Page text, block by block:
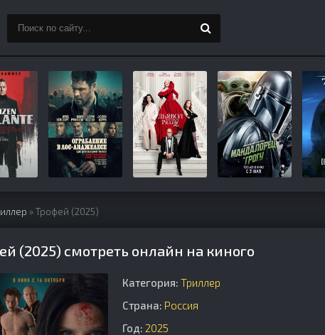
» Трофей (2025)
(2025) смотреть онлайн на киного
Категория: Триллер
Страна: Россия
Год: 2025